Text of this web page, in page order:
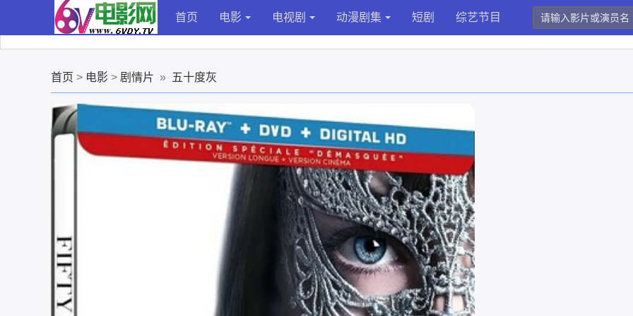
首页 电影 电视剧 动漫剧集 短剧 综艺节目
首页 > 电影 > 剧情片 » 五十度灰